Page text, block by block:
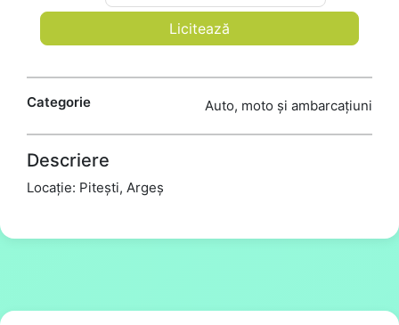
Licitează
Categorie Auto, moto și ambarcațiuni
Descriere
Locație: Pitești, Argeș